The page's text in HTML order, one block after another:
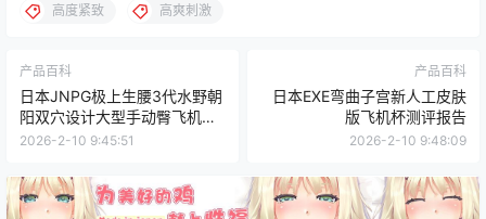
高度紧致 高爽刺激
产品百科
日本JNPG极上生腰3代水野朝
阳双穴设计大型手动臀飞机杯
测评
2026-2-10 9:45:51
产品百科
日本EXE弯曲子宫新人工皮肤
版飞机杯测评报告
2026-2-10 9:48:09